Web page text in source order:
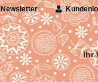
Newsletter
Ihr